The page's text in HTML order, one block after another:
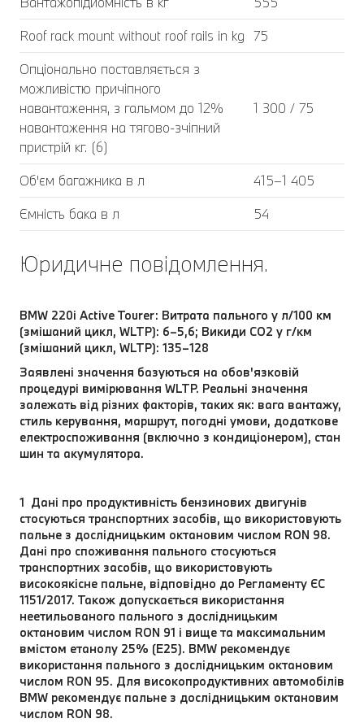
Roof rack mount without roof rails in kg 75
Опціонально поставляється з
можливістю причіпного
навантаження, з гальмом до 12%
навантаження на тягово-зчіпний
пристрій кг. (6)
1 300 / 75
Об'єм багажника в л
415–1 405
Ємність бака в л
54
Юридичне повідомлення.
BMW 220i Active Tourer: Витрата пального у л/100 км
(змішаний цикл, WLTP): 6–5,6; Викиди СО2 у г/км
(змішаний цикл, WLTP): 135–128
Заявлені значення базуються на обов'язковій
процедурі вимірювання WLTP. Реальні значення
залежать від різних факторів, таких як: вага вантажу,
стиль керування, маршрут, погодні умови, додаткове
електроспоживання (включно з кондиціонером), стан
шин та акумулятора.
1 Дані про продуктивність бензинових двигунів
стосуються транспортних засобів, що використовують
пальне з дослідницьким октановим числом RON 98.
Дані про споживання пального стосуються
транспортних засобів, що використовують
високоякісне пальне, відповідно до Регламенту ЄС
1151/2017. Також допускається використання
неетильованого пального з дослідницьким
октановим числом RON 91 і вище та максимальним
вмістом етанолу 25% (E25). BMW рекомендує
використання пального з дослідницьким октановим
числом RON 95. Для високопродуктивних автомобілів
BMW рекомендує пальне з дослідницьким октановим
числом RON 98.